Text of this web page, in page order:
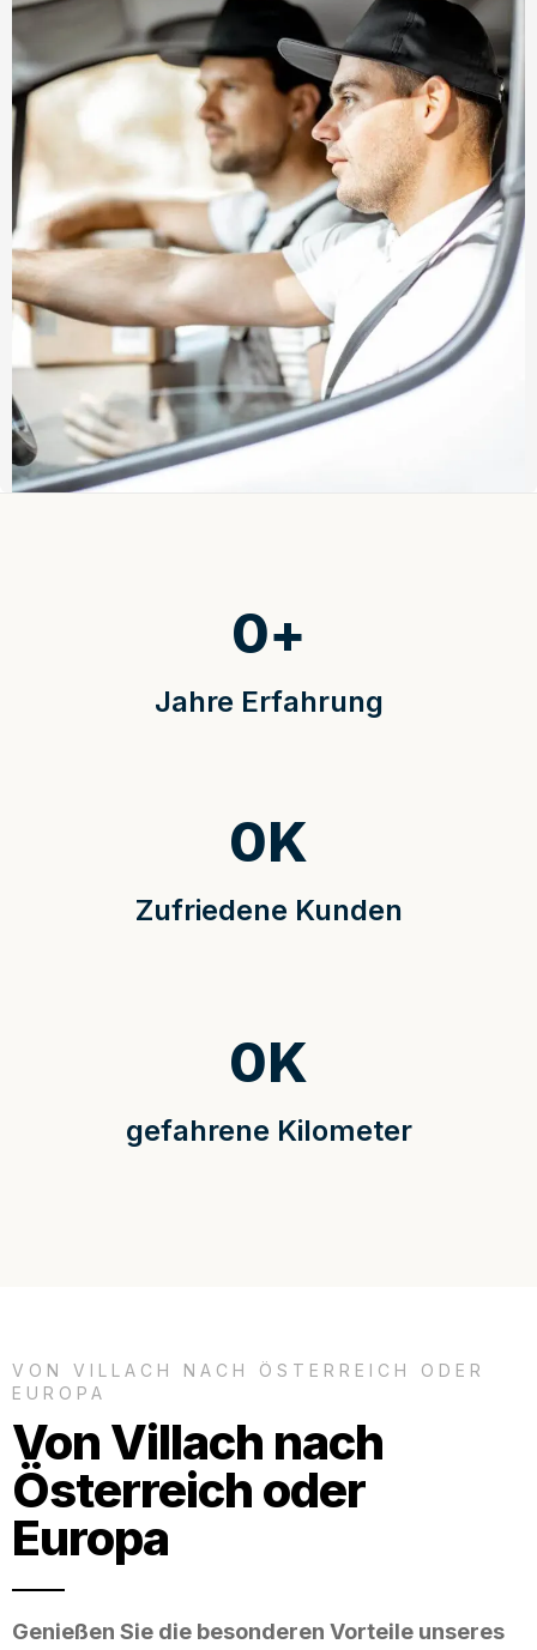
Jahre Erfahrung
0+
Zufriedene Kunden
0K
gefahrene Kilometer
0K
VON VILLACH NACH ÖSTERREICH ODER
EUROPA
Von Villach nach
Österreich oder
Europa
Genießen Sie die besonderen Vorteile unseres